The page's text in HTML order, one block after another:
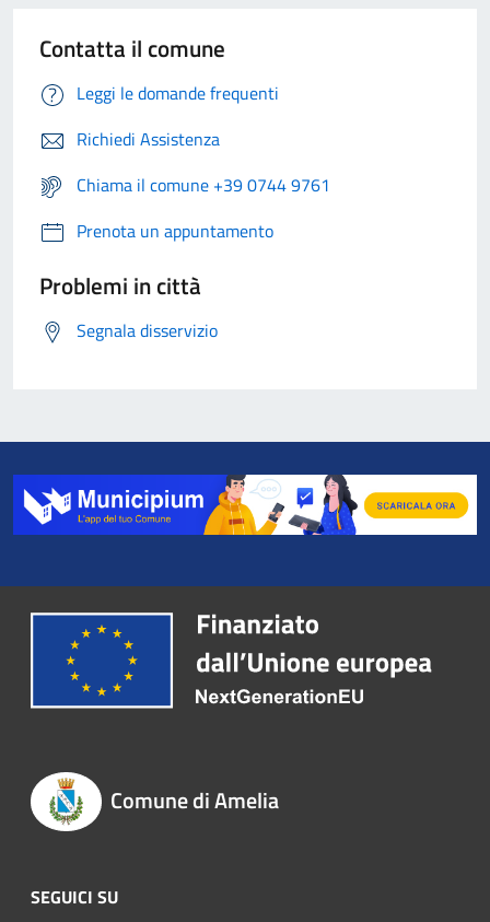
Contatta il comune
Leggi le domande frequenti
Richiedi Assistenza
Chiama il comune +39 0744 9761
Prenota un appuntamento
Problemi in città
Segnala disservizio
Comune di Amelia
SEGUICI SU